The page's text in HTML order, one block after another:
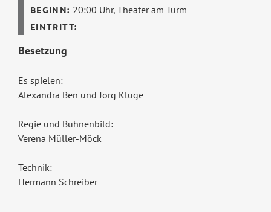
20:00 Uhr,Theater am Turm
Besetzung
Es spielen:
Alexandra Ben und Jörg Kluge
Regie und Bühnenbild:
Verena Müller-Möck
Technik:
Hermann Schreiber